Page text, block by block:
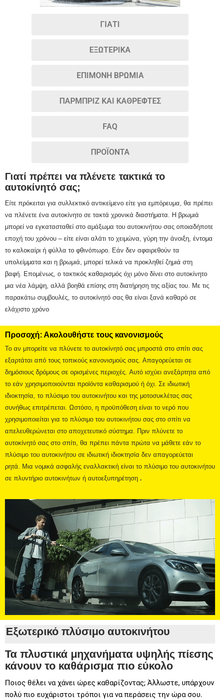
ΓΙΑΤΙ
ΕΞΩΤΕΡΙΚΑ
ΕΠΙΜΟΝΗ ΒΡΩΜΙΑ
ΠΑΡΜΠΡΙΖ ΚΑΙ ΚΑΘΡΕΦΤΕΣ
FAQ
ΠΡΟΪΟΝΤΑ
Γιατί πρέπει να πλένετε τακτικά το
αυτοκίνητό σας;
Είτε πρόκειται για συλλεκτικό αντικείμενο είτε για εμπόρευμα, θα πρέπει
να πλένετε ένα αυτοκίνητο σε τακτά χρονικά διαστήματα. Η βρωμιά
μπορεί να εγκατασταθεί στο αμάξωμα του αυτοκινήτου σας οποιαδήποτε
εποχή του χρόνου – είτε είναι αλάτι το χειμώνα, γύρη την άνοιξη, έντομα
το καλοκαίρι ή φύλλα το φθινόπωρο. Εάν δεν αφαιρεθούν τα
υπολείμματα και η βρωμιά, μπορεί τελικά να προκληθεί ζημιά στη
βαφή. Επομένως, ο τακτικός καθαρισμός όχι μόνο δίνει στο αυτοκίνητο
μια νέα λάμψη, αλλά βοηθά επίσης στη διατήρηση της αξίας του. Με τις
παρακάτω συμβουλές, το αυτοκίνητό σας θα είναι ξανά καθαρό σε
ελάχιστο χρόνο
Προσοχή: Ακολουθήστε τους κανονισμούς
Το αν μπορείτε να πλύνετε το αυτοκίνητό σας μπροστά στο σπίτι σας
εξαρτάται από τους τοπικούς κανονισμούς σας. Απαγορεύεται σε
δημόσιους δρόμους σε ορισμένες περιοχές. Αυτό ισχύει ανεξάρτητα από
το εάν χρησιμοποιούνται προϊόντα καθαρισμού ή όχι. Σε ιδιωτική
ιδιοκτησία, το πλύσιμο του αυτοκινήτου και της μοτοσυκλέτας σας
συνήθως επιτρέπεται. Ωστόσο, η προϋπόθεση είναι το νερό που
χρησιμοποιείται για το πλύσιμο του αυτοκινήτου σας στο σπίτι να
απελευθερώνεται στο αποχετευτικό σύστημα. Πριν πλύνετε το
αυτοκίνητό σας στο σπίτι, θα πρέπει πάντα πρώτα να μάθετε εάν το
πλύσιμο του αυτοκινήτου σε ιδιωτική ιδιοκτησία δεν απαγορεύεται
ρητά. Μια νομικά ασφαλής εναλλακτική είναι το πλύσιμο του αυτοκινήτου
σε πλυντήριο αυτοκινήτων ή αυτοεξυπηρέτηση .
Εξωτερικό πλύσιμο αυτοκινήτου
Τα πλυστικά μηχανήματα υψηλής πίεσης
κάνουν το καθάρισμα πιο εύκολο
Ποιος θέλει να χάνει ώρες καθαρίζοντας; Άλλωστε, υπάρχουν
πολύ πιο ευχάριστοι τρόποι για να περάσεις την ώρα σου.